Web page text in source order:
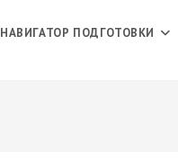
НАВИГАТОР ПОДГОТОВКИ